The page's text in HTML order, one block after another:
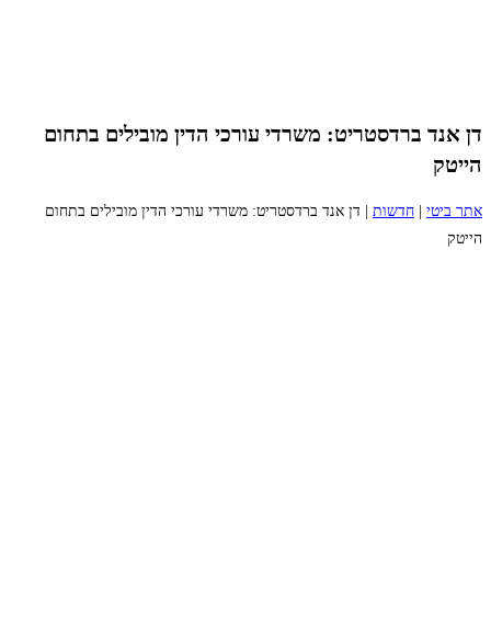
דן אנד ברדסטריט: משרדי עורכי הדין מובילים בתחום
הייטק
אתר ביטי חדשות
דן אנד ברדסטריט: משרדי עורכי הדין מובילים בתחום
הייטק